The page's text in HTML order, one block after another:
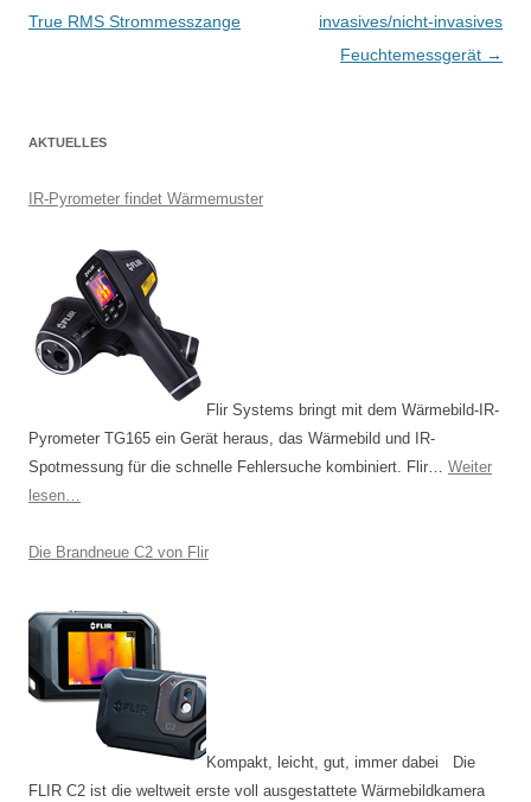
e
g
v
t
o
True RMS Strommesszange
invasives/nicht-invasives
Feuchtemessgerät →
AKTUELLES
IR-Pyrometer findet Wärmemuster
Flir Systems bringt mit dem Wärmebild-IR-
Pyrometer TG165 ein Gerät heraus, das Wärmebild und IR-
Spotmessung für die schnelle Fehlersuche kombiniert. Flir… Weiter
lesen…
Die Brandneue C2 von Flir
Kompakt, leicht, gut, immer dabei Die
FLIR C2 ist die weltweit erste voll ausgestattete Wärmebildkamera